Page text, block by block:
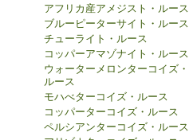
アフリカ産アメジスト・ルース
ブルーピーターサイト・ルース
チューライト・ルース
コッパーアマゾナイト・ルース
ウォーターメロンターコイズ・
ルース
モハべターコイズ・ルース
コッパーターコイズ・ルース
ペルシアンターコイズ・ルース